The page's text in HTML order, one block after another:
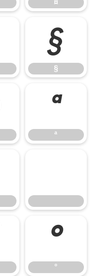
¤
§
§
ª
ª
°
°